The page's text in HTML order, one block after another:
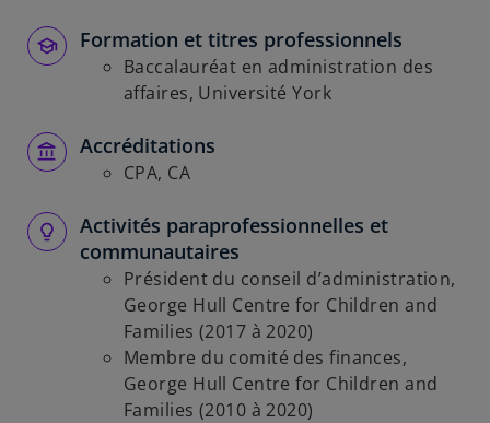
Formation et titres professionnels
Baccalauréat en administration des
affaires, Université York
Accréditations
CPA, CA
Activités paraprofessionnelles et
communautaires
Président du conseil d’administration,
George Hull Centre for Children and
Families (2017 à 2020)
Membre du comité des finances,
George Hull Centre for Children and
Families (2010 à 2020)